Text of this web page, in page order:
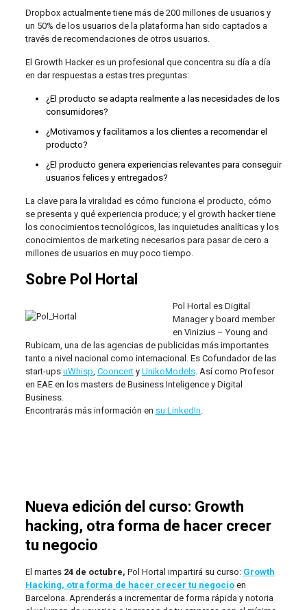
Dropbox actualmente tiene más de 200 millones de usuarios y
un 50% de los usuarios de la plataforma han sido captados a
través de recomendaciones de otros usuarios.
El Growth Hacker es un profesional que concentra su día a día
en dar respuestas a estas tres preguntas:
¿El producto se adapta realmente a las necesidades de los
consumidores?
¿Motivamos y facilitamos a los clientes a recomendar el
producto?
¿El producto genera experiencias relevantes para conseguir
usuarios felices y entregados?
La clave para la viralidad es cómo funciona el producto, cómo
se presenta y qué experiencia produce; y el growth hacker tiene
los conocimientos tecnológicos, las inquietudes analíticas y los
conocimientos de marketing necesarios para pasar de cero a
millones de usuarios en muy poco tiempo.
Sobre Pol Hortal
Pol Hortal es Digital
Manager y board member
en Vinizius – Young and
Rubicam, una de las agencias de publicidas más importantes
tanto a nivel nacional como internacional. Es Cofundador de las
start-ups uWhisp, Cooncerty UnikoModels. Así como Profesor
en EAE en los masters de Business Inteligence y Digital
Business.
Encontrarás más información en su LinkedIn.
Nueva edición del curso: Growth
hacking, otra forma de hacer crecer
tu negocio
El martes24 de octubre, Pol Hortal impartirá su curso: Growth
Hacking, otra forma de hacer crecer tu negocioen
Barcelona. Aprenderás a incrementar de forma rápida y notoria